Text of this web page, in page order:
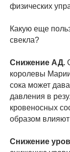
физических
Какую еще
свекла?
Снижение АД.
королевы
сока может
давления в
кровеносных
образом
Снижение